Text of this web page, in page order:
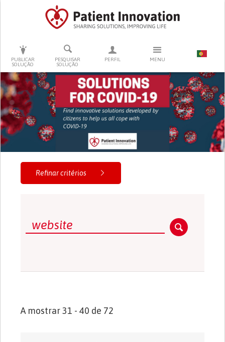
PUBLICAR
SOLUÇÃO
PESQUISAR
SOLUÇÃO
PERFIL MENU
PRESSIONE ENTER PARA PESQUISAR
Refinar critérios
A mostrar 31 - 40 de 72